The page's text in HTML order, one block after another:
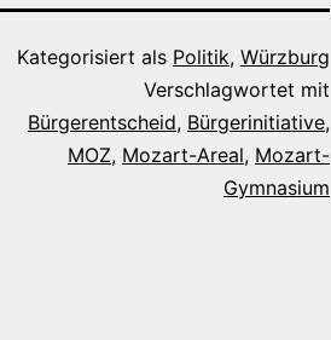
Kategorisiert als Politik, Würzburg
Verschlagwortet mit
Bürgerentscheid, Bürgerinitiative,
MOZ, Mozart-Areal, Mozart-
Gymnasium